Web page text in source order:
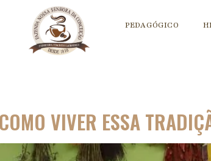
PEDAGÓGICO
VIVER ESSA